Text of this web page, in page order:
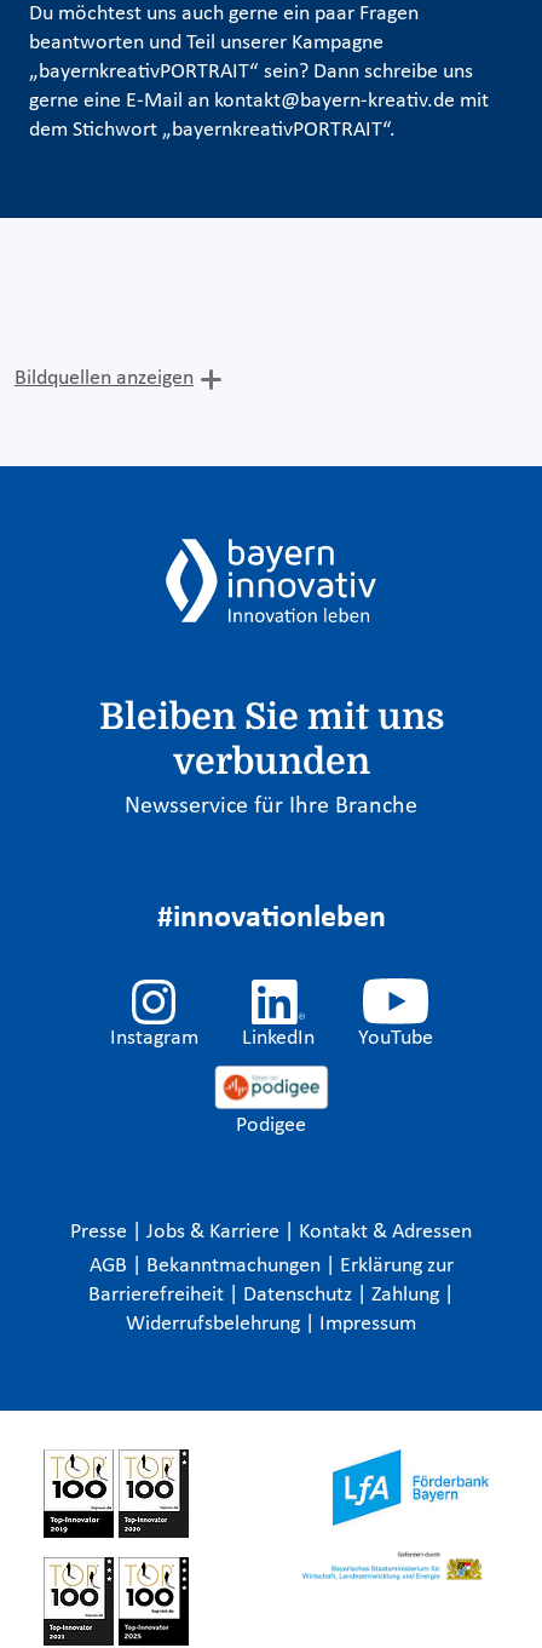
Du möchtest uns auch gerne ein paar Fragen
beantworten und Teil unserer Kampagne
„bayernkreativPORTRAIT“ sein? Dann schreibe uns
gerne eine E-Mail an kontakt@bayern-kreativ.de mit
dem Stichwort „bayernkreativPORTRAIT“.
Bildquellen anzeigen
Bleiben Sie mit uns
verbunden
Newsservice für Ihre Branche
#innovationleben
Instagram LinkedIn YouTube
Podigee
Presse Jobs & Karriere
Kontakt & Adressen
AGB
Bekanntmachungen
Erklärung zur
Barrierefreiheit
Datenschutz Zahlung
Widerrufsbelehrung
Impressum